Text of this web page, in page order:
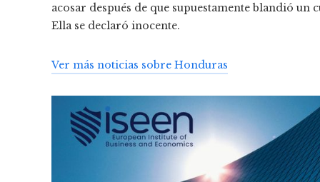
acosar después de que supuestamente blandió
Ella se declaró inocente.
Ver más noticias sobre Honduras